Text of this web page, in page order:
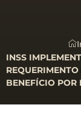
INSS
BENEFÍCIO